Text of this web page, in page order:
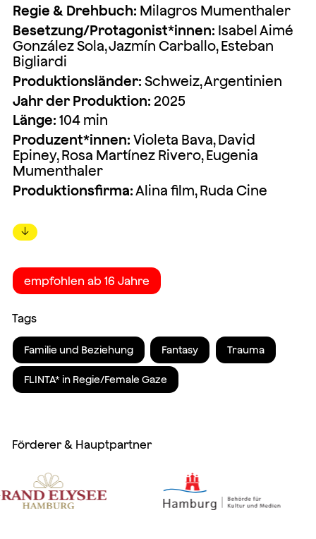
Regie & Drehbuch: Milagros Mumenthaler
Besetzung/Protagonist*innen: Isabel Aimé
González Sola, Jazmín Carballo, Esteban
Bigliardi
Produktionsländer: Schweiz, Argentinien
Jahr der Produktion: 2025
Länge: 104 min
Produzent*innen: Violeta Bava, David
Epiney, Rosa Martínez Rivero, Eugenia
Mumenthaler
Produktionsfirma:Alina film, Ruda Cine
↓
empfohlen ab 16 Jahre
Tags
Familie und Beziehung Fantasy Trauma
FLINTA* in Regie/Female Gaze
Förderer & Hauptpartner